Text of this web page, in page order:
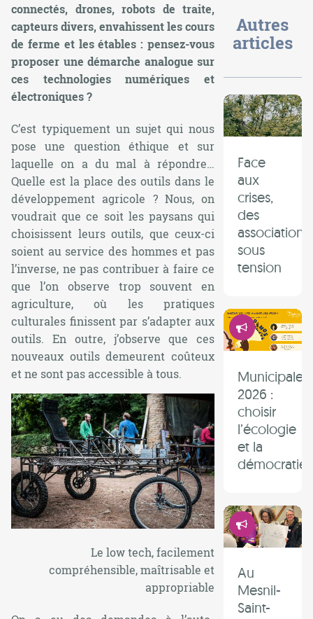
connectés, drones, robots de traite,
capteurs divers, envahissent les cours
de ferme et les étables : pensez-vous
proposer une démarche analogue sur
ces technologies numériques et
électroniques ?
C’est typiquement un sujet qui nous
pose une question éthique et sur
laquelle on a du mal à répondre…
Quelle est la place des outils dans le
développement agricole ? Nous, on
voudrait que ce soit les paysans qui
choisissent leurs outils, que ceux-ci
soient au service des hommes et pas
l’inverse, ne pas contribuer à faire ce
que l’on observe trop souvent en
agriculture, où les pratiques
culturales finissent par s’adapter aux
outils. En outre, j’observe que ces
nouveaux outils demeurent coûteux
et ne sont pas accessible à tous.
Lelow tech, facilement
compréhensible, maîtrisable et
appropriable
Autres
articles
Face
aux
crises,
des
associations
sous
tension
Municipales
2026 :
choisir
l’écologie
et la
démocratie
Au
Mesnil-
Saint-